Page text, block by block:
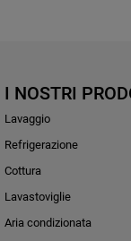
I NOSTRI
Lavaggio
Refrigerazione
Cottura
Lavastoviglie
Aria condizionata